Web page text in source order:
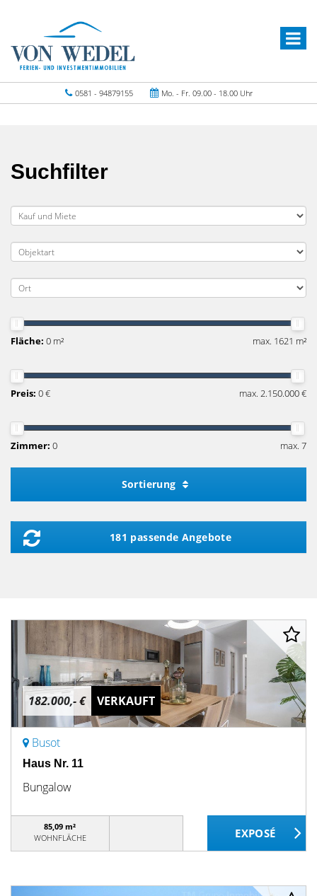
0581 - 94879155 Mo. - Fr. 09.00 - 18.00 Uhr
Suchfilter
Fläche: 0 m² max. 1621 m²
Preis: 0 € max. 2.150.000 €
Zimmer: 0 max. 7
Sortierung
181 passende Angebote
182.000,- € VERKAUFT
Busot
Haus Nr. 11
Bungalow
85,09 m²
WOHNFLÄCHE